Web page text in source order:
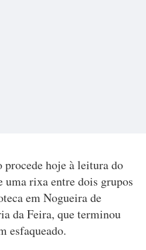
hoje à leitura do
uma rixa entre dois grupos
em Nogueira de
da Feira, que terminou
esfaqueado.